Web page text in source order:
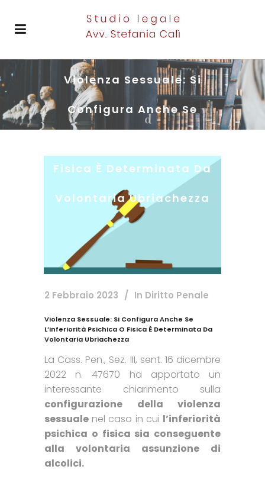
Violenza Sessuale: Si
Configura Anche Se
Fisica È Determinata Da
Volontaria Ubriachezza
2 Febbraio 2023 In Diritto Penale
Violenza Sessuale: Si Configura Anche Se
L’inferiorità Psichica O Fisica È Determinata Da
Volontaria Ubriachezza
La Cass. Pen., Sez. III, sent. 16 dicembre
2022 n. 47670 ha apportato un
interessante chiarimento sulla
configurazione della violenza
sessuale nel caso in cui l’inferiorità
psichica o fisica sia conseguente
alla volontaria assunzione di
alcolici.